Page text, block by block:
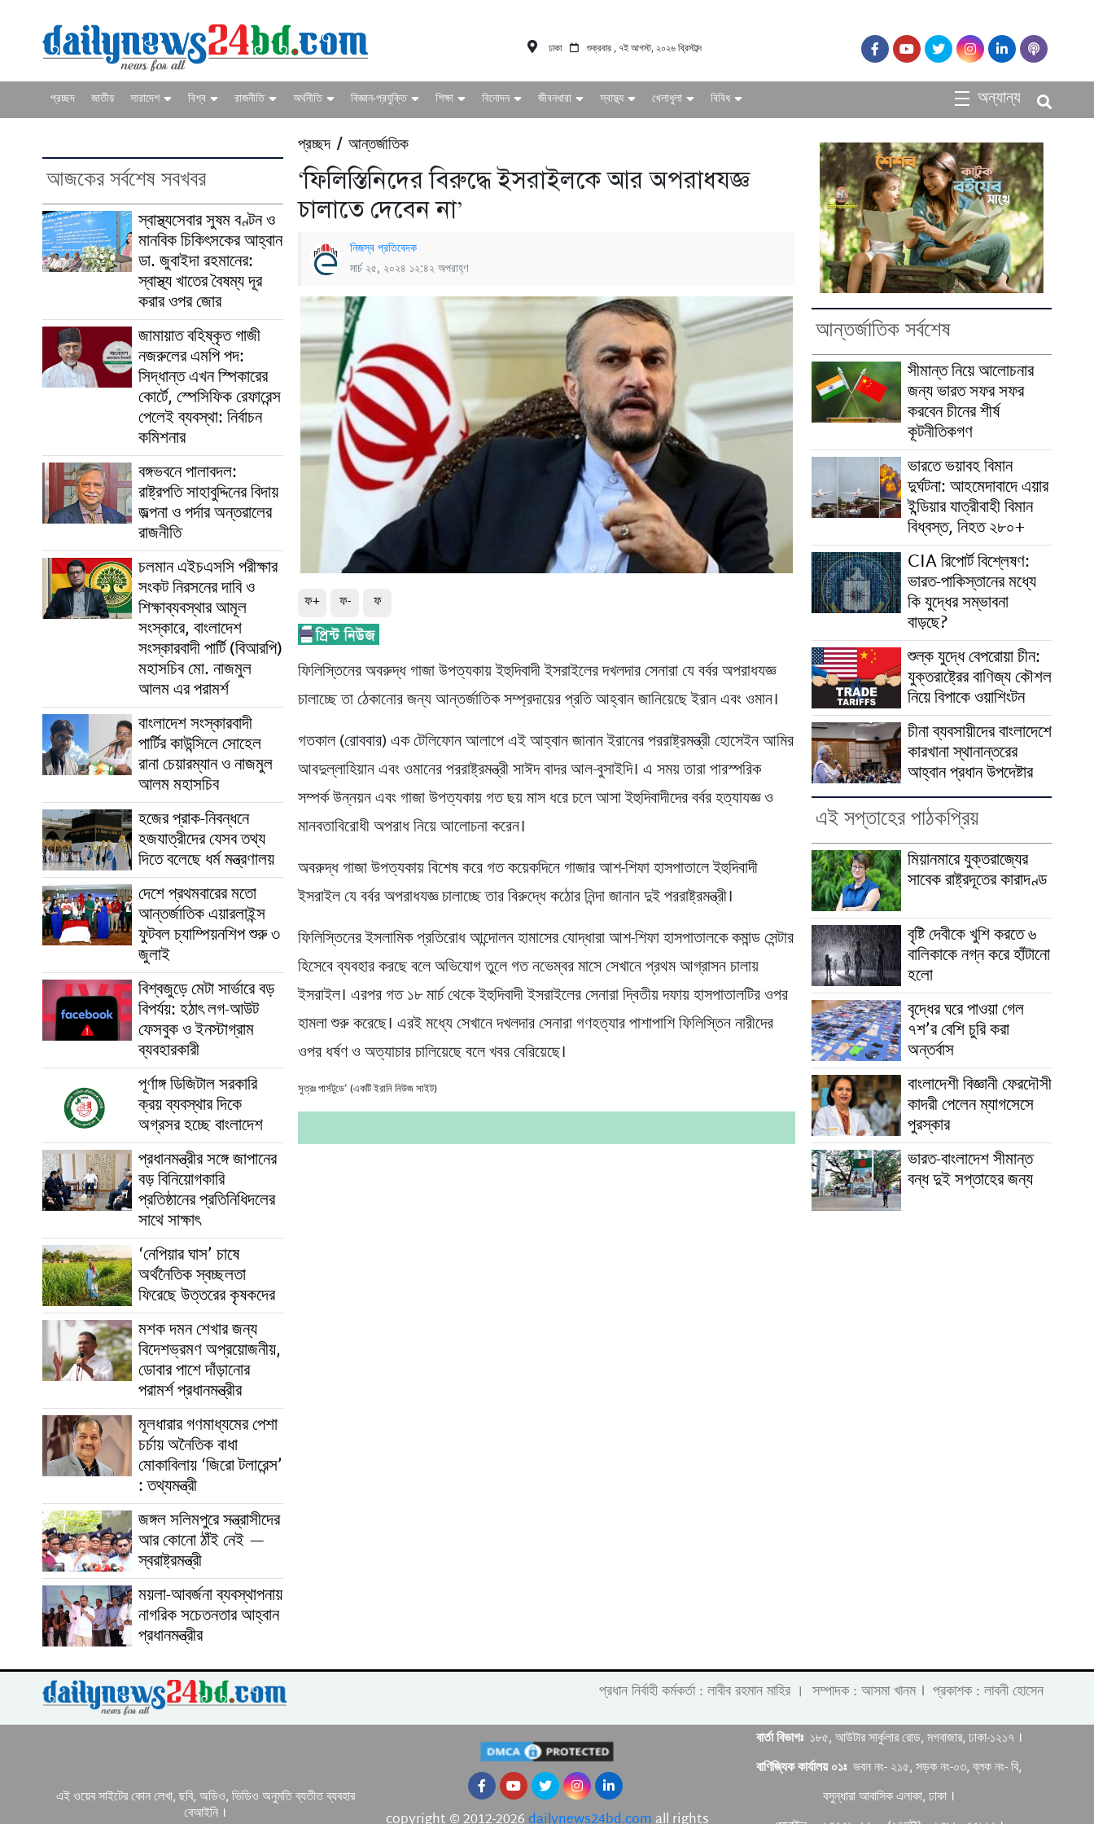
ঢাকা শুক্রবার , ৭ই আগস্ট, ২০২৬ খ্রিস্টাব্দ
প্রচ্ছদ জাতীয় সারাদেশ বিশ্ব রাজনীতি অর্থনীতি বিজ্ঞান-প্রযুক্তি শিক্ষা বিনোদন জীবনধারা স্বাস্থ্য খেলাধুলা বিবিধ অন্যান্য
আজকের সর্বশেষ সবখবর
স্বাস্থ্যসেবার সুষম বণ্টন ও
মানবিক চিকিৎসকের আহ্বান
ডা. জুবাইদা রহমানের:
স্বাস্থ্য খাতের বৈষম্য দূর
করার ওপর জোর
জামায়াত বহিষ্কৃত গাজী
নজরুলের এমপি পদ:
সিদ্ধান্ত এখন স্পিকারের
কোর্টে, স্পেসিফিক রেফারেন্স
পেলেই ব্যবস্থা: নির্বাচন
কমিশনার
বঙ্গভবনে পালাবদল:
রাষ্ট্রপতি সাহাবুদ্দিনের বিদায়
জল্পনা ও পর্দার অন্তরালের
রাজনীতি
চলমান এইচএসসি পরীক্ষার
সংকট নিরসনের দাবি ও
শিক্ষাব্যবস্থার আমূল
সংস্কারে, বাংলাদেশ
সংস্কারবাদী পার্টি (বিআরপি)
মহাসচিব মো. নাজমুল
আলম এর পরামর্শ
বাংলাদেশ সংস্কারবাদী
পার্টির কাউন্সিলে সোহেল
রানা চেয়ারম্যান ও নাজমুল
আলম মহাসচিব
হজের প্রাক-নিবন্ধনে
হজযাত্রীদের যেসব তথ্য
দিতে বলেছে ধর্ম মন্ত্রণালয়
দেশে প্রথমবারের মতো
আন্তর্জাতিক এয়ারলাইন্স
ফুটবল চ্যাম্পিয়নশিপ শুরু ৩
জুলাই
বিশ্বজুড়ে মেটা সার্ভারে বড়
বিপর্যয়: হঠাৎ লগ-আউট
ফেসবুক ও ইনস্টাগ্রাম
ব্যবহারকারী
পূর্ণাঙ্গ ডিজিটাল সরকারি
ক্রয় ব্যবস্থার দিকে
অগ্রসর হচ্ছে বাংলাদেশ
প্রধানমন্ত্রীর সঙ্গে জাপানের
বড় বিনিয়োগকারি
প্রতিষ্ঠানের প্রতিনিধিদলের
সাথে সাক্ষাৎ
‘নেপিয়ার ঘাস’ চাষে
অর্থনৈতিক স্বচ্ছলতা
ফিরেছে উত্তরের কৃষকদের
মশক দমন শেখার জন্য
বিদেশভ্রমণ অপ্রয়োজনীয়,
ডোবার পাশে দাঁড়ানোর
পরামর্শ প্রধানমন্ত্রীর
মূলধারার গণমাধ্যমের পেশা
চর্চায় অনৈতিক বাধা
মোকাবিলায় ‘জিরো টলারেন্স’
: তথ্যমন্ত্রী
জঙ্গল সলিমপুরে সন্ত্রাসীদের
আর কোনো ঠাঁই নেই —
স্বরাষ্ট্রমন্ত্রী
ময়লা-আবর্জনা ব্যবস্থাপনায়
নাগরিক সচেতনতার আহ্বান
প্রধানমন্ত্রীর
প্রচ্ছদ/আন্তর্জাতিক
‘ফিলিস্তিনিদের বিরুদ্ধে ইসরাইলকে আর অপরাধযজ্ঞ
চালাতে দেবেন না’
নিজস্ব প্রতিবেদক
মার্চ ২৫, ২০২৪ ১২:৪২ অপরাহ্ণ
ফ+ ফ- ফ
ফিলিস্তিনের অবরুদ্ধ গাজা উপত্যকায় ইহুদিবাদী ইসরাইলের দখলদার সেনারা যে বর্বর অপরাধযজ্ঞ
চালাচ্ছে তা ঠেকানোর জন্য আন্তর্জাতিক সম্প্রদায়ের প্রতি আহ্বান জানিয়েছে ইরান এবং ওমান।
গতকাল (রোববার) এক টেলিফোন আলাপে এই আহ্বান জানান ইরানের পররাষ্ট্রমন্ত্রী হোসেইন আমির
আবদুল্লাহিয়ান এবং ওমানের পররাষ্ট্রমন্ত্রী সাঈদ বাদর আল-বুসাইদি। এ সময় তারা পারস্পরিক
সম্পর্ক উন্নয়ন এবং গাজা উপত্যকায় গত ছয় মাস ধরে চলে আসা ইহুদিবাদীদের বর্বর হত্যাযজ্ঞ ও
মানবতাবিরোধী অপরাধ নিয়ে আলোচনা করেন।
অবরুদ্ধ গাজা উপত্যকায় বিশেষ করে গত কয়েকদিনে গাজার আশ-শিফা হাসপাতালে ইহুদিবাদী
ইসরাইল যে বর্বর অপরাধযজ্ঞ চালাচ্ছে তার বিরুদ্ধে কঠোর নিন্দা জানান দুই পররাষ্ট্রমন্ত্রী।
ফিলিস্তিনের ইসলামিক প্রতিরোধ আন্দোলন হামাসের যোদ্ধারা আশ-শিফা হাসপাতালকে কমান্ড সেন্টার
হিসেবে ব্যবহার করছে বলে অভিযোগ তুলে গত নভেম্বর মাসে সেখানে প্রথম আগ্রাসন চালায়
ইসরাইল। এরপর গত ১৮ মার্চ থেকে ইহুদিবাদী ইসরাইলের সেনারা দ্বিতীয় দফায় হাসপাতালটির ওপর
হামলা শুরু করেছে। এরই মধ্যে সেখানে দখলদার সেনারা গণহত্যার পাশাপাশি ফিলিস্তিন নারীদের
ওপর ধর্ষণ ও অত্যাচার চালিয়েছে বলে খবর বেরিয়েছে।
সুত্রঃ পার্সটুডে’ (একটি ইরানি নিউজ সাইট)
আন্তর্জাতিক সর্বশেষ
সীমান্ত নিয়ে আলোচনার
জন্য ভারত সফর সফর
করবেন চীনের শীর্ষ
কূটনীতিকগণ
ভারতে ভয়াবহ বিমান
দুর্ঘটনা: আহমেদাবাদে এয়ার
ইন্ডিয়ার যাত্রীবাহী বিমান
বিধ্বস্ত, নিহত ২৮০+
CIA রিপোর্ট বিশ্লেষণ:
ভারত-পাকিস্তানের মধ্যে
কি যুদ্ধের সম্ভাবনা
বাড়ছে?
শুল্ক যুদ্ধে বেপরোয়া চীন:
যুক্তরাষ্ট্রের বাণিজ্য কৌশল
নিয়ে বিপাকে ওয়াশিংটন
চীনা ব্যবসায়ীদের বাংলাদেশে
কারখানা স্থানান্তরের
আহ্বান প্রধান উপদেষ্টার
এই সপ্তাহের পাঠকপ্রিয়
মিয়ানমারে যুক্তরাজ্যের
সাবেক রাষ্ট্রদূতের কারাদণ্ড
বৃষ্টি দেবীকে খুশি করতে ৬
বালিকাকে নগ্ন করে হাঁটানো
হলো
বৃদ্ধের ঘরে পাওয়া গেল
৭শ’র বেশি চুরি করা
অন্তর্বাস
বাংলাদেশী বিজ্ঞানী ফেরদৌসী
কাদরী পেলেন ম্যাগসেসে
পুরস্কার
ভারত-বাংলাদেশ সীমান্ত
বন্ধ দুই সপ্তাহের জন্য
প্রধান নির্বাহী কর্মকর্তা : লাবীব রহমান মাহির । সম্পাদক : আসমা খানম । প্রকাশক : লাবনী হোসেন
এই ওয়েব সাইটের কোন লেখা, ছবি, অডিও, ভিডিও অনুমতি ব্যতীত ব্যবহার
বেআইনি ।
বার্তা বিভাগঃ১৮৫, আউটার সার্কুলার রোড, মগবাজার, ঢাকা-১২১৭ ।
বাণিজ্যিক কার্যালয় ০১ঃভবন নং- ২১৫, সড়ক নং-০৩, ব্লক নং- বি,
বসুন্ধারা আবাসিক এলাকা, ঢাকা ।